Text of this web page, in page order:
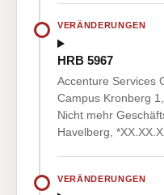
VERÄNDERUNGEN
HRB 5967
Accenture Services
Campus Kronberg
Nicht mehr
Havelberg,
VERÄNDERUNGEN